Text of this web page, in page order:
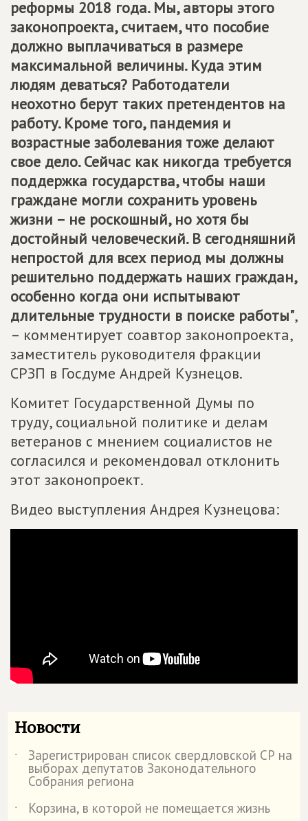
реформы 2018 года. Мы, авторы этого
законопроекта, считаем, что пособие
должно выплачиваться в размере
максимальной величины. Куда этим
людям деваться? Работодатели
неохотно берут таких претендентов на
работу. Кроме того, пандемия и
возрастные заболевания тоже делают
свое дело. Сейчас как никогда требуется
поддержка государства, чтобы наши
граждане могли сохранить уровень
жизни – не роскошный, но хотя бы
достойный человеческий. В сегодняшний
непростой для всех период мы должны
решительно поддержать наших граждан,
особенно когда они испытывают
длительные трудности в поиске работы",
– комментирует соавтор законопроекта,
заместитель руководителя фракции
СРЗП в Госдуме Андрей Кузнецов.
Комитет Государственной Думы по
труду, социальной политике и делам
ветеранов с мнением социалистов не
согласился и рекомендовал отклонить
этот законопроект.
Видео выступления Андрея Кузнецова:
Новости
˙ Зарегистрирован список свердловской СР на
выборах депутатов Законодательного
Собрания региона
˙
Корзина, в которой не помещается жизнь